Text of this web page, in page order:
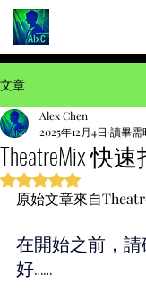
文章
TheatreMix 快
Alex Chen
2025年12月4日 讀畢需
評等為 NaN（最高
原始文章來自
在開始之前，
好……